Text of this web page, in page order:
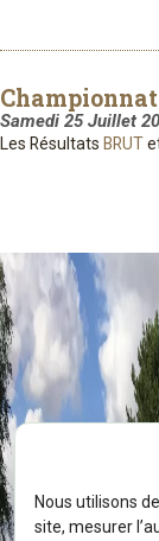
Nous utilisons
site, mesurer
Samedi 25 Juillet
Les Résultats BRUT